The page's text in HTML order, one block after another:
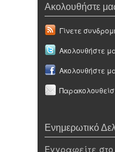
Ακολουθήστε
Γίνετε
Ακολουθήστε
Ακολουθήστε
Ενημερωτικό
Εγγραφείτε στο